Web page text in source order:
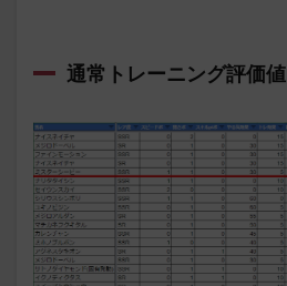
通常トレーニング評価値